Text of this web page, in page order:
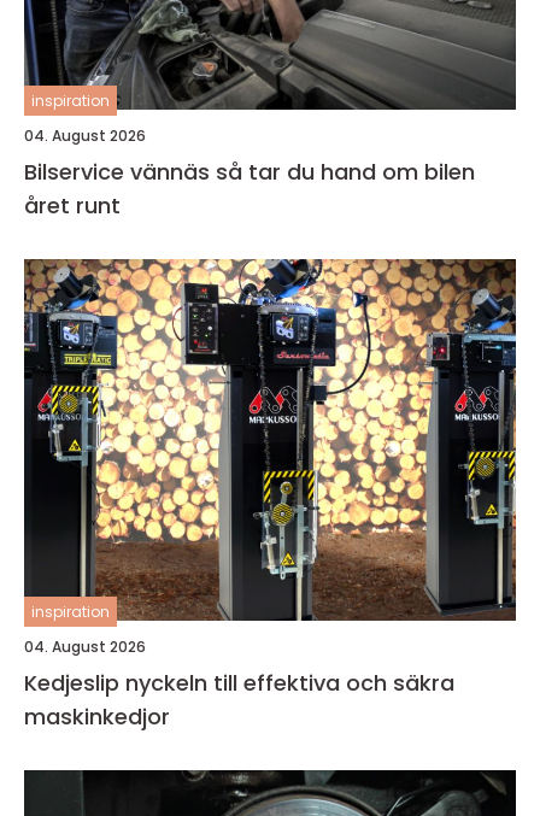
inspiration
04. August 2026
Bilservice vännäs så tar du hand om bilen
året runt
inspiration
04. August 2026
Kedjeslip nyckeln till effektiva och säkra
maskinkedjor